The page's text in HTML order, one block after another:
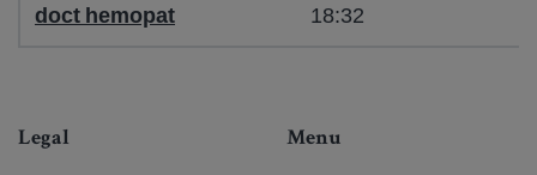
doct hemopat
18:32
Legal Menu